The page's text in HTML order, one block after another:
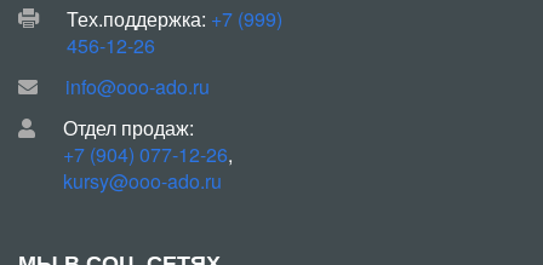
Тех.поддержка: +7 (999)
456-12-26
info@ooo-ado.ru
Отдел продаж:
+7 (904) 077-12-26,
kursy@ooo-ado.ru